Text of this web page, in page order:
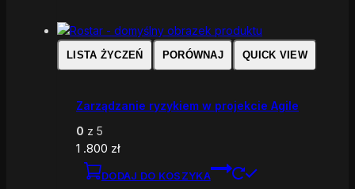
LISTA ŻYCZEŃ PORÓWNAJ QUICK VIEW
Zarządzanie ryzykiem w projekcie Agile
0 z 5
1 .800 zł
DODAJ DO KOSZYKA